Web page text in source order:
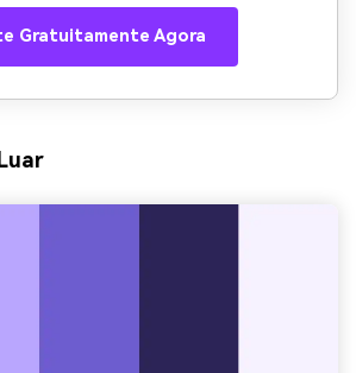
Gratuitamente Agora